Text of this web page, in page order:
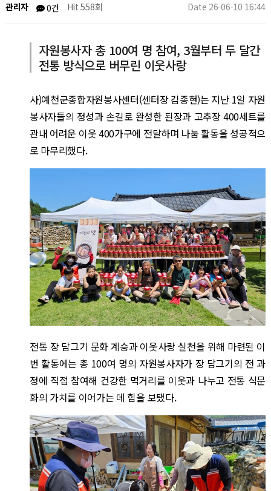
관리자 0건 Hit 558회 Date 26-06-10 16:44
자원봉사자 총 100여 명 참여, 3월부터 두 달간
전통 방식으로 버무린 이웃사랑
사)예천군종합자원봉사센터(센터장 김종현)는 지난 1일 자원
봉사자들의 정성과 손길로 완성한 된장과 고추장 400세트를
관내 어려운 이웃 400가구에 전달하며 나눔 활동을 성공적으
로 마무리했다.
전통 장 담그기 문화 계승과 이웃사랑 실천을 위해 마련된 이
번 활동에는 총 100여 명의 자원봉사자가 장 담그기의 전 과
정에 직접 참여해 건강한 먹거리를 이웃과 나누고 전통 식문
화의 가치를 이어가는 데 힘을 보탰다.